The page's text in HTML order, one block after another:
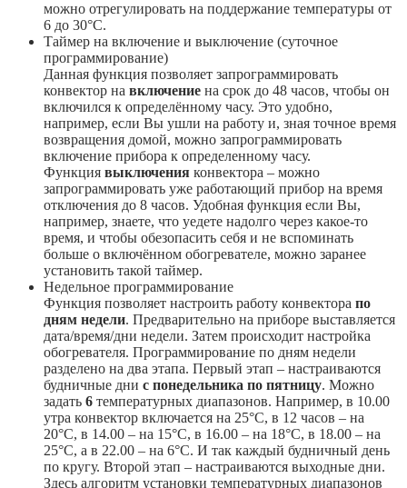
можно отрегулировать на поддержание температуры от
6 до 30°С.
Таймер на включение и выключение (суточное
программирование)
Данная функция позволяет запрограммировать
конвектор на включение на срок до 48 часов, чтобы он
включился к определённому часу. Это удобно,
например, если Вы ушли на работу и, зная точное время
возвращения домой, можно запрограммировать
включение прибора к определенному часу.
Функция выключения конвектора – можно
запрограммировать уже работающий прибор на время
отключения до 8 часов. Удобная функция если Вы,
например, знаете, что уедете надолго через какое-то
время, и чтобы обезопасить себя и не вспоминать
больше о включённом обогревателе, можно заранее
установить такой таймер.
Недельное программирование
Функция позволяет настроить работу конвектора по
дням недели. Предварительно на приборе выставляется
дата/время/дни недели. Затем происходит настройка
обогревателя. Программирование по дням недели
разделено на два этапа. Первый этап – настраиваются
будничные дни с понедельника по пятницу. Можно
задать 6 температурных диапазонов. Например, в 10.00
утра конвектор включается на 25°С, в 12 часов – на
20°С, в 14.00 – на 15°С, в 16.00 – на 18°С, в 18.00 – на
25°С, а в 22.00 – на 6°С. И так каждый будничный день
по кругу. Второй этап – настраиваются выходные дни.
Здесь алгоритм установки температурных диапазонов